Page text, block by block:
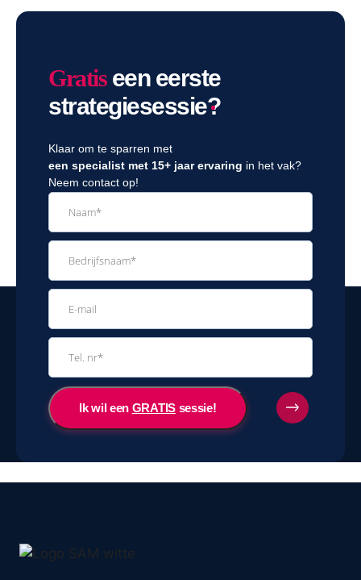
Gratiseen eerste
strategiesessie?
Klaar om te sparren met
een specialist met 15+ jaar ervaring in het vak?
Neem contact op!
Ik wil een GRATISsessie!